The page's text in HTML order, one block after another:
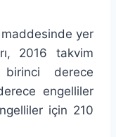
yer
2016 takvim
birinci derece
engelliler
için 210